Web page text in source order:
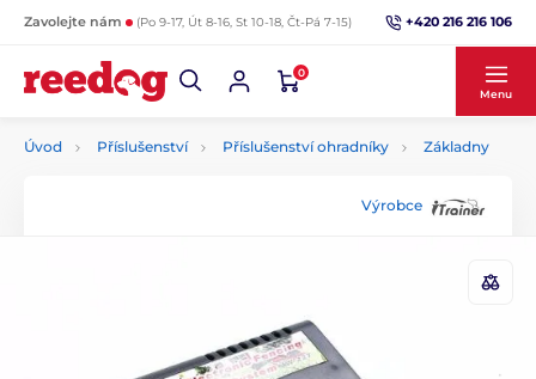
Zavolejte nám (Po 9-17, Út 8-16, St 10-18, Čt-Pá 7-15) +420 216 216 106
0
Menu
Úvod Příslušenství Příslušenství ohradníky Základny
Výrobce